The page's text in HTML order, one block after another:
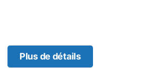
Plus de détails